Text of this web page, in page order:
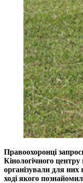
Правоохоронці
Кінологічного
організували для них
ході якого